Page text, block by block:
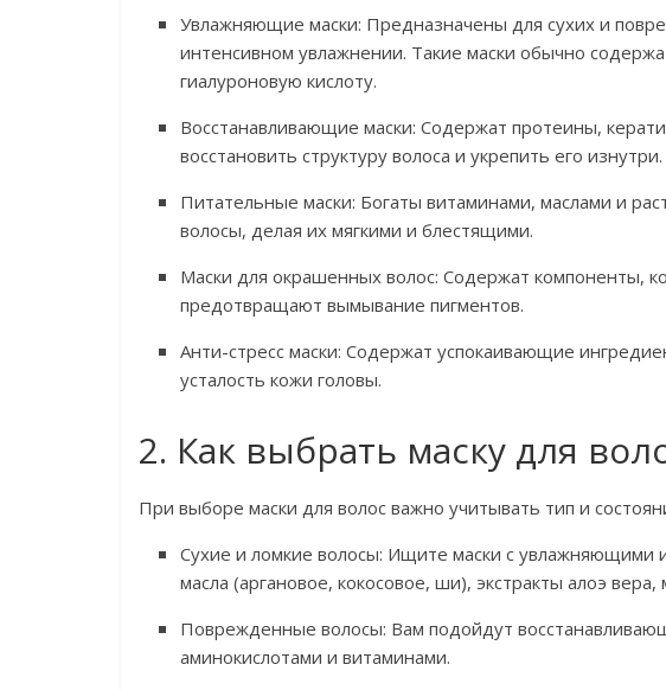
Увлажняющие маски: Предназначены для сухих и
интенсивном увлажнении. Такие маски обычно
гиалуроновую кислоту.
Восстанавливающие маски: Содержат протеины,
восстановить структуру волоса и укрепить его изнутри.
Питательные маски: Богаты витаминами, маслами и
волосы, делая их мягкими и блестящими.
Маски для окрашенных волос: Содержат компоненты,
предотвращают вымывание пигментов.
Анти-стресс маски: Содержат успокаивающие
усталость кожи головы.
2. Как выбрать маску для
При выборе маски для волос важно учитывать тип и
Сухие и ломкие волосы: Ищите маски с увлажняющими
масла (аргановое, кокосовое, ши), экстракты алоэ вера,
Поврежденные волосы: Вам подойдут
аминокислотами и витаминами.